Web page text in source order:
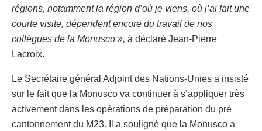
régions, notamment la région d’où je viens, où j’ai fait une
courte visite, dépendent encore du travail de nos
collègues de la Monusco », à déclaré Jean-Pierre
Lacroix.
Le Secrétaire général Adjoint des Nations-Unies a insisté
sur le fait que la Monusco va continuer à s’appliquer très
activement dans les opérations de préparation du pré
cantonnement du M23. Il a souligné que la Monusco a